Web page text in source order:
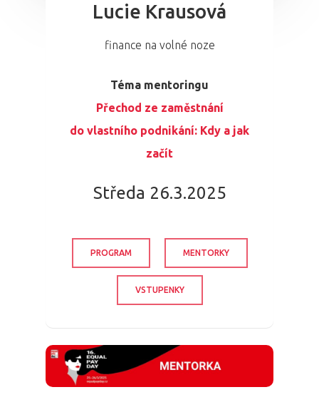
Lucie Krausová
finance na volné noze
Téma mentoringu
Přechod ze zaměstnání
do vlastního podnikání: Kdy a jak
začít
Středa 26.3.2025
PROGRAM MENTORKY
VSTUPENKY